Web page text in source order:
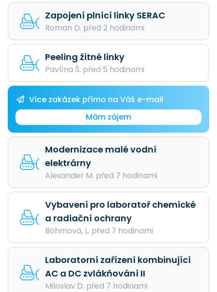
Zapojení plnící linky SERAC
Roman D. před 2 hodinami
Peeling žitné linky
Pavlína Š. před 5 hodinami
Více zakázek přímo na Váš e-mail
Mám zájem
Modernizace malé vodní
elektrárny
Alexander M. před 7 hodinami
Vybavení pro laboratoř chemické
a radiační ochrany
Böhmová, L. před 7 hodinami
Laboratorní zařízení kombinující
AC a DC zvlákňování II
Miloslav D. před 7 hodinami